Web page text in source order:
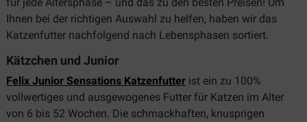
Ihnen bei der richtigen Auswahl zu helfen, haben wir das
Katzenfutter nachfolgend nach Lebensphasen sortiert.
Kätzchen und Junior
Felix Junior Sensations Katzenfutter ist ein zu 100%
vollwertiges und ausgewogenes Futter für Katzen im Alter
von 6 bis 52 Wochen. Die schmackhaften, knusprigen